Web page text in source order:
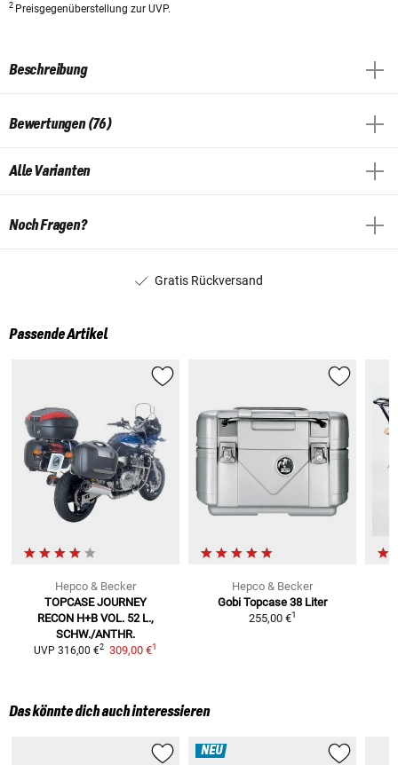
2 Preisgegenüberstellung zur UVP.
Beschreibung
Bewertungen (76)
Alle Varianten
Noch Fragen?
Gratis Rückversand
Passende Artikel
Hepco & Becker
TOPCASE JOURNEY
RECON H+B VOL. 52 L.,
SCHW./ANTHR.
UVP 316,00 €2 309,00 €1
Hepco & Becker
Gobi Topcase 38 Liter
255,00 €1
Das könnte dich auch interessieren
NEU